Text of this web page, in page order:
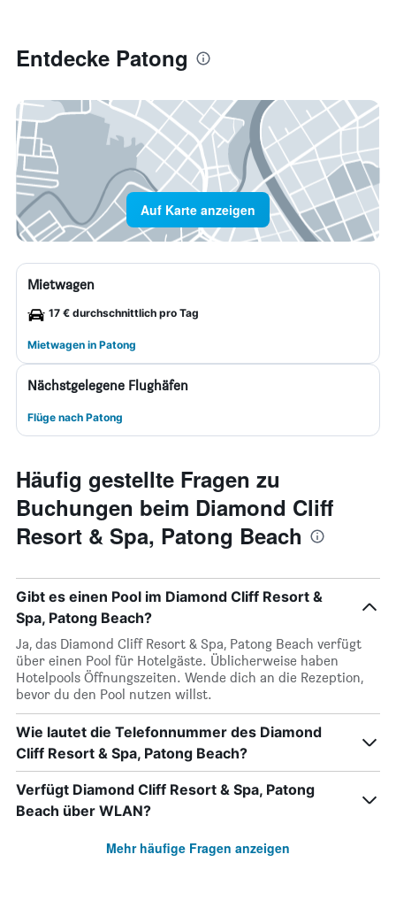
Entdecke Patong
Auf Karte anzeigen
Mietwagen
17 € durchschnittlich pro Tag
Mietwagen in Patong
Nächstgelegene Flughäfen
Flüge nach Patong
Häufig gestellte Fragen zu
Buchungen beim Diamond Cliff
Resort & Spa, Patong Beach
Gibt es einen Pool im Diamond Cliff Resort &
Spa, Patong Beach?
Ja, das Diamond Cliff Resort & Spa, Patong Beach verfügt
über einen Pool für Hotelgäste. Üblicherweise haben
Hotelpools Öffnungszeiten. Wende dich an die Rezeption,
bevor du den Pool nutzen willst.
Wie lautet die Telefonnummer des Diamond
Cliff Resort & Spa, Patong Beach?
Verfügt Diamond Cliff Resort & Spa, Patong
Beach über WLAN?
Mehr häufige Fragen anzeigen